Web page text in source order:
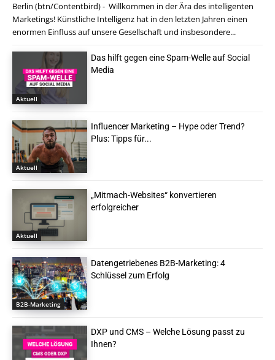
Berlin (btn/Contentbird) - Willkommen in der Ära des intelligenten
Marketings! Künstliche Intelligenz hat in den letzten Jahren einen
enormen Einfluss auf unsere Gesellschaft und insbesondere...
Aktuell
Das hilft gegen eine Spam-Welle auf Social
Media
Aktuell
Influencer Marketing – Hype oder Trend?
Plus: Tipps für...
Aktuell
„Mitmach-Websites“ konvertieren
erfolgreicher
B2B-Marketing
Datengetriebenes B2B-Marketing: 4
Schlüssel zum Erfolg
DXP und CMS – Welche Lösung passt zu
Ihnen?